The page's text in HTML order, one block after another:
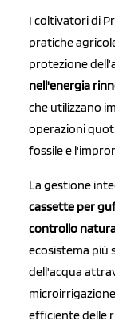
I coltivatori di
pratiche
protezione
nell'energia
che utilizzano
operazioni
fossile e
La gestione
cassette per
controllo
ecosistema più
dell'acqua
efficiente delle